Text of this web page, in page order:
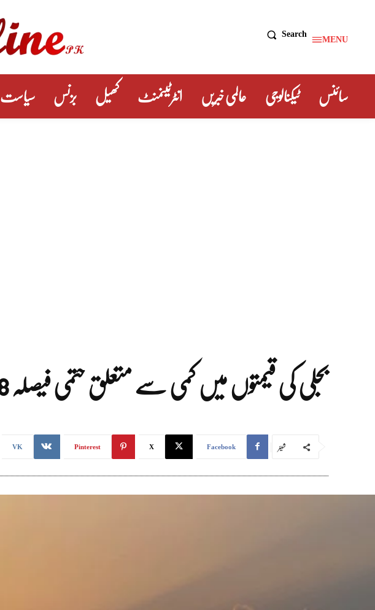
MENU
Search
سائنس ٹیکنالوجی عالمی خبریں انٹرٹینمنٹ کھیل بزنس سیاست
بجلی کی قیمتوں میں کمی سے متعلق حتمی فیصلہ 28 اپریل کو ہوگا
شیئر Facebook
X
Pinterest
VK